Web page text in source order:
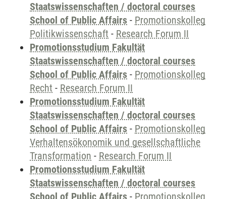
Staatswissenschaften / doctoral courses
School of Public Affairs - Promotionskolleg
Politikwissenschaft - Research Forum II
Promotionsstudium Fakultät
Staatswissenschaften / doctoral courses
School of Public Affairs - Promotionskolleg
Recht - Research Forum II
Promotionsstudium Fakultät
Staatswissenschaften / doctoral courses
School of Public Affairs - Promotionskolleg
Verhaltensökonomik und gesellschaftliche
Transformation - Research Forum II
Promotionsstudium Fakultät
Staatswissenschaften / doctoral courses
School of Public Affairs - Promotionskolleg